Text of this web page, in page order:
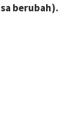
berubah).